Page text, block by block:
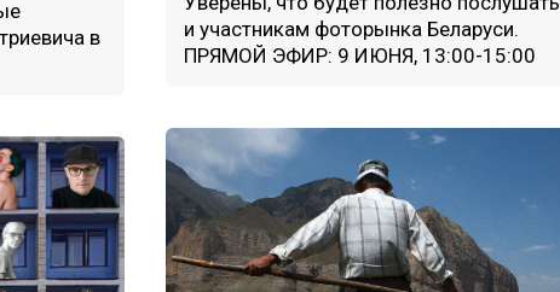
в
и участникам фоторынка Беларуси.
ПРЯМОЙ ЭФИР: 9 ИЮНЯ, 13:00-15:00